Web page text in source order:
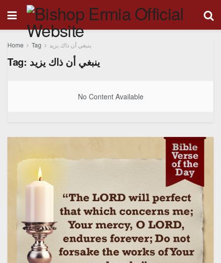
Home Tag ينبغي أن ذاك يزيد
Tag: ينبغي أن ذاك يزيد
No Content Available